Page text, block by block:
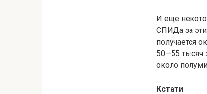
И еще
СПИДа за эти
получается
50—55 тысяч
около
Кстати